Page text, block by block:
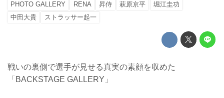
PHOTO GALLERY
RENA 昇侍 萩原京平
堀江圭功
中田大貴
ストラッサー起一
戦いの裏側で選手が見せる真実の素顔を収めた
「BACKSTAGE GALLERY」